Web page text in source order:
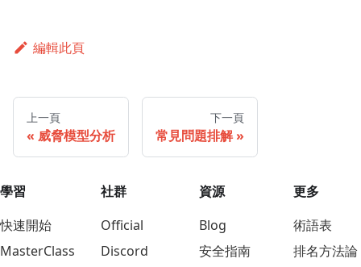
編輯此頁
上一頁
威脅模型分析
下一頁
常見問題排解
學習
快速開始
MasterClass
社群
Official
Discord
資源
Blog
安全指南
更多
術語表
排名方法論